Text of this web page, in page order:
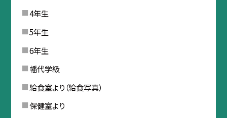
4年生
5年生
6年生
幡代学級
給食室より（給食写真）
保健室より